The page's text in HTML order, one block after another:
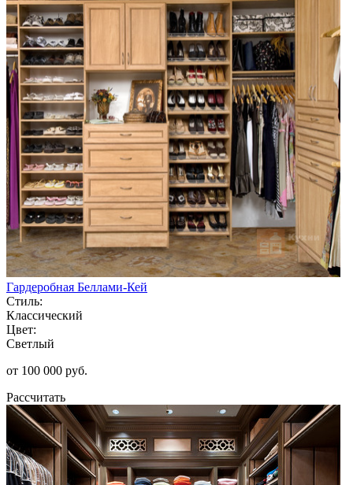
Гардеробная Беллами-Кей
Стиль:
Классический
Цвет:
Светлый
от 100 000 руб.
Рассчитать